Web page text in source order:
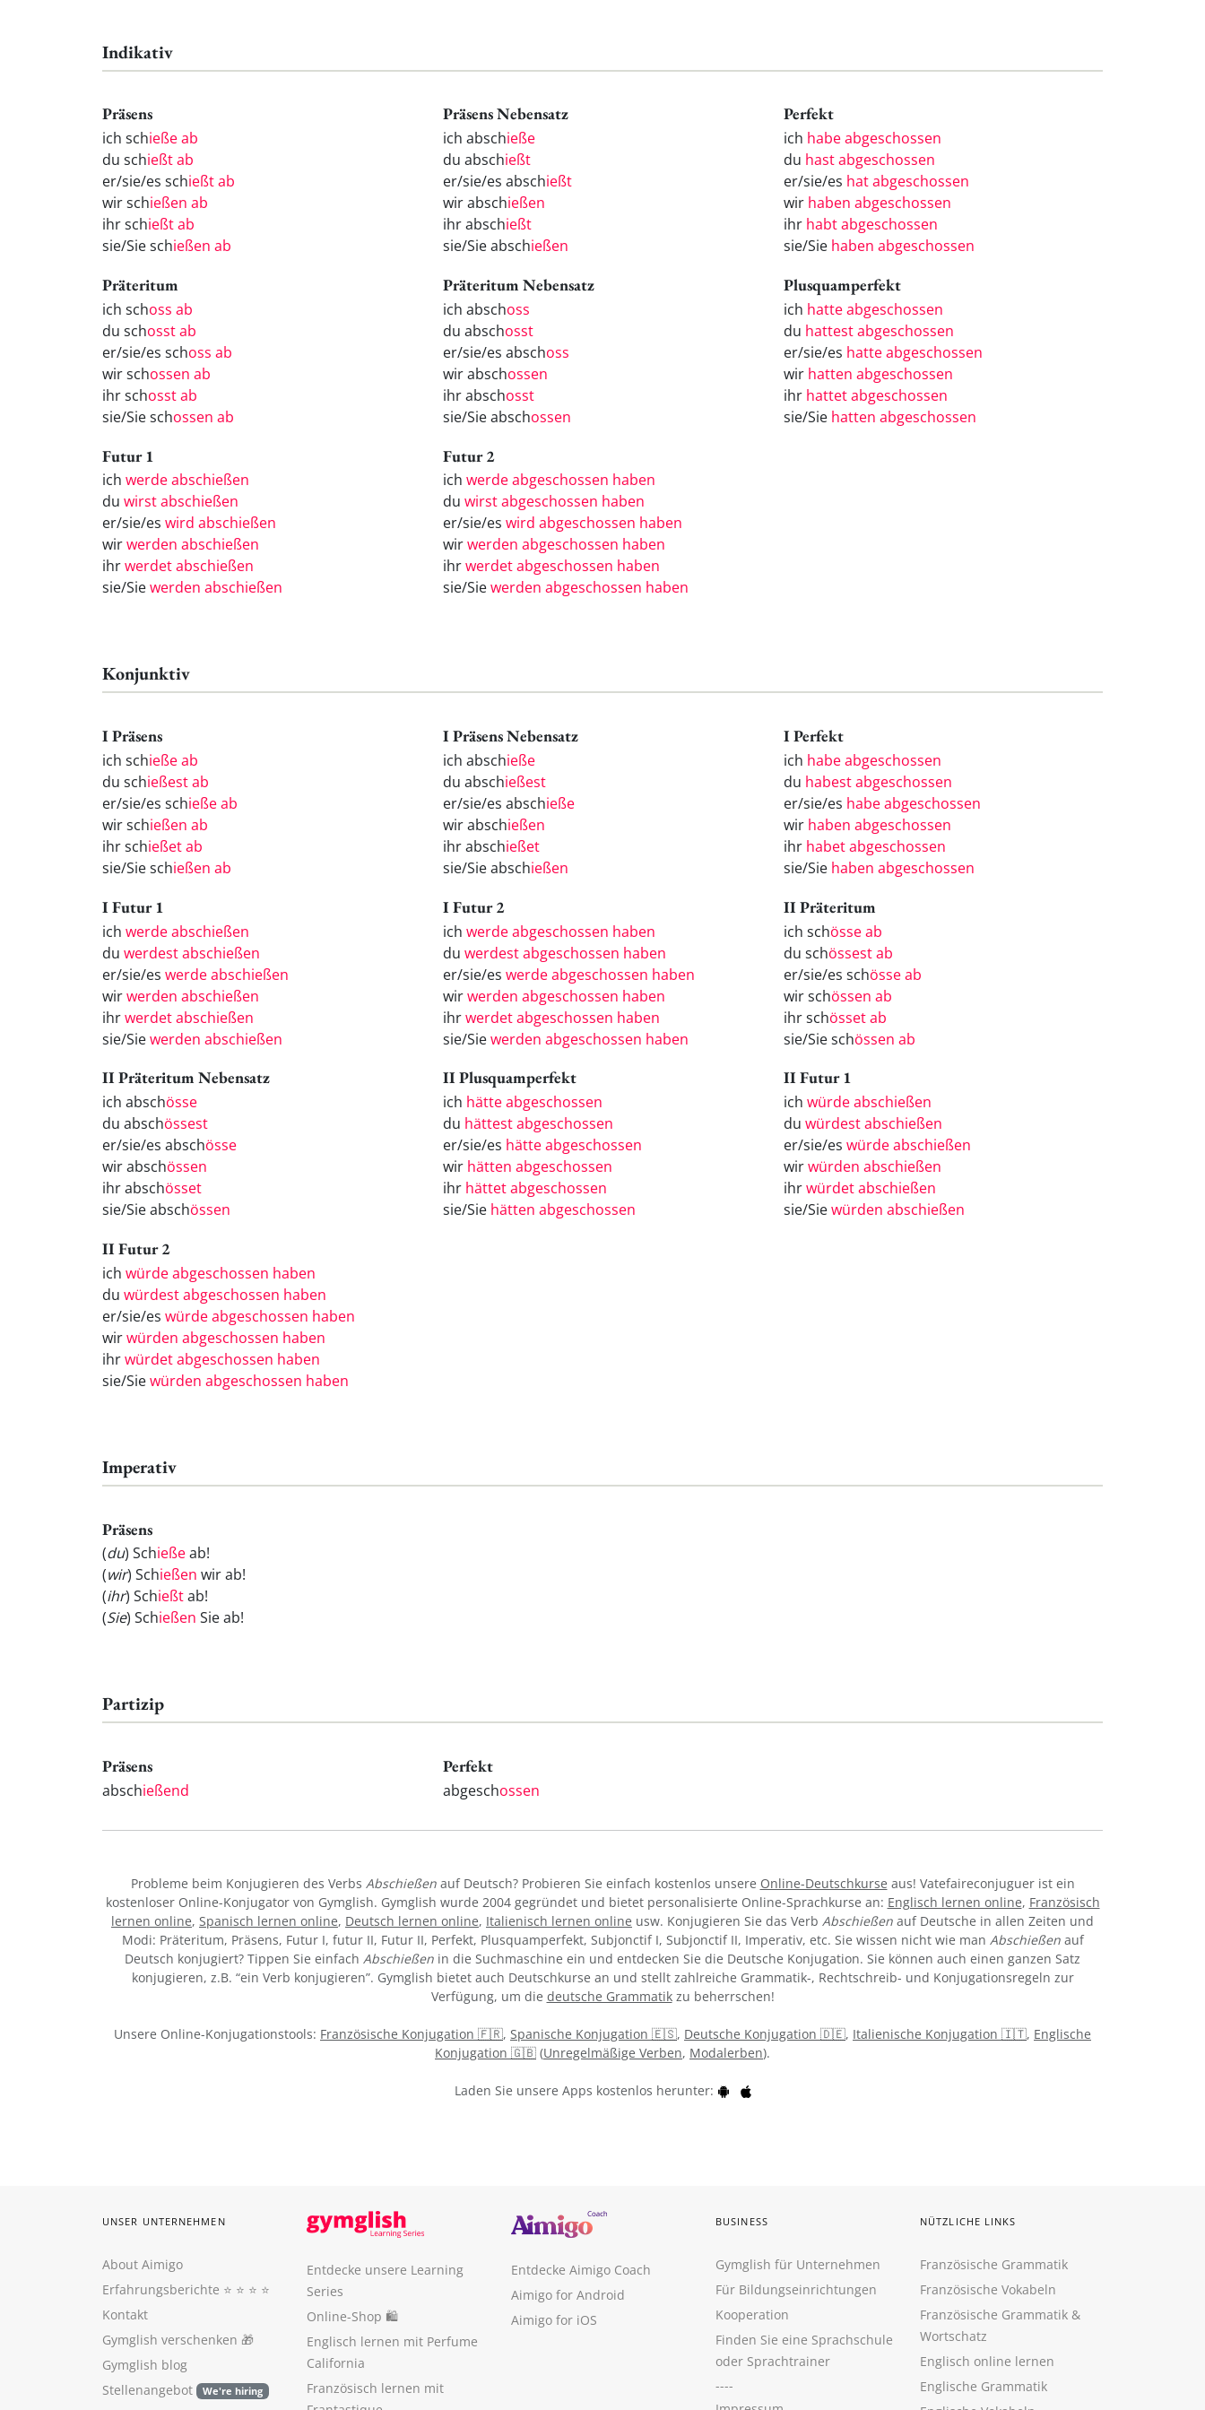
Indikativ
Präsens
ich schieße ab
du schießt ab
er/sie/es schießt ab
wir schießen ab
ihr schießt ab
sie/Sie schießen ab
Präsens Nebensatz
ich abschieße
du abschießt
er/sie/es abschießt
wir abschießen
ihr abschießt
sie/Sie abschießen
Perfekt
ich habe abgeschossen
du hast abgeschossen
er/sie/es hat abgeschossen
wir haben abgeschossen
ihr habt abgeschossen
sie/Sie haben abgeschossen
Präteritum
ich schoss ab
du schosst ab
er/sie/es schoss ab
wir schossen ab
ihr schosst ab
sie/Sie schossen ab
Präteritum Nebensatz
ich abschoss
du abschosst
er/sie/es abschoss
wir abschossen
ihr abschosst
sie/Sie abschossen
Plusquamperfekt
ich hatte abgeschossen
du hattest abgeschossen
er/sie/es hatte abgeschossen
wir hatten abgeschossen
ihr hattet abgeschossen
sie/Sie hatten abgeschossen
Futur 1
ich werde abschießen
du wirst abschießen
er/sie/es wird abschießen
wirwerden abschießen
ihrwerdet abschießen
sie/Siewerden abschießen
Futur 2
ich werde abgeschossen haben
du wirst abgeschossen haben
er/sie/es wird abgeschossen haben
wirwerden abgeschossen haben
ihrwerdet abgeschossen haben
sie/Siewerden abgeschossen haben
Konjunktiv
I Präsens
ich schieße ab
du schießest ab
er/sie/es schieße ab
wir schießen ab
ihr schießet ab
sie/Sie schießen ab
I Präsens Nebensatz
ich abschieße
du abschießest
er/sie/es abschieße
wir abschießen
ihr abschießet
sie/Sie abschießen
I Perfekt
ich habe abgeschossen
du habest abgeschossen
er/sie/es habe abgeschossen
wir haben abgeschossen
ihr habet abgeschossen
sie/Sie haben abgeschossen
I Futur 1
ich werde abschießen
du werdest abschießen
er/sie/es werde abschießen
wirwerden abschießen
ihrwerdet abschießen
sie/Siewerden abschießen
I Futur 2
ich werde abgeschossen haben
du werdest abgeschossen haben
er/sie/es werde abgeschossen haben
wirwerden abgeschossen haben
ihrwerdet abgeschossen haben
sie/Siewerden abgeschossen haben
II Präteritum
ich schösse ab
du schössest ab
er/sie/es schösse ab
wir schössen ab
ihr schösset ab
sie/Sie schössen ab
II Präteritum Nebensatz
ich abschösse
du abschössest
er/sie/es abschösse
wir abschössen
ihr abschösset
sie/Sie abschössen
II Plusquamperfekt
ich hätte abgeschossen
du hättest abgeschossen
er/sie/es hätte abgeschossen
wir hätten abgeschossen
ihr hättet abgeschossen
sie/Sie hätten abgeschossen
II Futur 1
ich würde abschießen
du würdest abschießen
er/sie/es würde abschießen
wirwürden abschießen
ihrwürdet abschießen
sie/Siewürden abschießen
II Futur 2
ich würde abgeschossen haben
du würdest abgeschossen haben
er/sie/es würde abgeschossen haben
wirwürden abgeschossen haben
ihrwürdet abgeschossen haben
sie/Siewürden abgeschossen haben
Imperativ
Präsens
(du) Schießeab!
(wir) Schießen wir ab!
(ihr) Schießtab!
(Sie) Schießen Sie ab!
Partizip
Präsens
abschießend
Perfekt
abgeschossen
Probleme beim Konjugieren des Verbs Abschießenauf Deutsch? Probieren Sie einfach kostenlos unsere Online-Deutschkurse aus! Vatefaireconjuguer ist ein
kostenloser Online-Konjugator von Gymglish. Gymglish wurde 2004 gegründet und bietet personalisierte Online-Sprachkurse an: Englisch lernen online, Französisch
lernen online, Spanisch lernen online, Deutsch lernen online, Italienisch lernen online usw. Konjugieren Sie das Verb Abschießen auf Deutsche in allen Zeiten und
Modi: Präteritum, Präsens, Futur I, futur II, Futur II, Perfekt, Plusquamperfekt, Subjonctif I, Subjonctif II, Imperativ, etc. Sie wissen nicht wie man Abschießenauf
Deutsch konjugiert? Tippen Sie einfach Abschießen in die Suchmaschine ein und entdecken Sie die Deutsche Konjugation. Sie können auch einen ganzen Satz
konjugieren, z.B. “ein Verb konjugieren”. Gymglish bietet auch Deutschkurse an und stellt zahlreiche Grammatik-, Rechtschreib- und Konjugationsregeln zur
Verfügung, um die deutsche Grammatikzu beherrschen!
Unsere Online-Konjugationstools: Französische Konjugation 🇫🇷, Spanische Konjugation 🇪🇸, Deutsche Konjugation 🇩🇪, Italienische Konjugation 🇮🇹, Englische
Konjugation 🇬🇧 (Unregelmäßige Verben, Modalerben).
Laden Sie unsere Apps kostenlos herunter:
UNSER UNTERNEHMEN
About Aimigo
Erfahrungsberichte ⭐️ ⭐️ ⭐️ ⭐️
Kontakt
Gymglish verschenken 🎁
Gymglish blog
Stellenangebot
We're hiring
Entdecke unsere Learning
Series
Online-Shop 🛍
Englisch lernen mit Perfume
California
Französisch lernen mit
Entdecke Aimigo Coach
Aimigo for Android
Aimigo for iOS
BUSINESS
Gymglish für Unternehmen
Für Bildungseinrichtungen
Kooperation
Finden Sie eine Sprachschule
oder Sprachtrainer
----
NÜTZLICHE LINKS
Französische Grammatik
Französische Vokabeln
Französische Grammatik &
Wortschatz
Englisch online lernen
Englische Grammatik